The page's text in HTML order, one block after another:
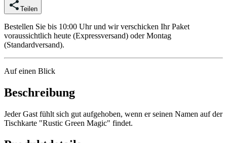
Teilen
Bestellen Sie bis 10:00 Uhr und wir verschicken Ihr Paket
voraussichtlich heute (Expressversand) oder Montag
(Standardversand).
Auf einen Blick
Beschreibung
Jeder Gast fühlt sich gut aufgehoben, wenn er seinen Namen auf der
Tischkarte "Rustic Green Magic" findet.